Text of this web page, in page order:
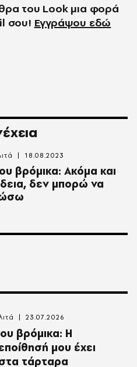
του Look μια φορά
σου! Εγγράψου εδώ
βρόμικα: Ακόμα και
δεν μπορώ να
18.08.2023
βρόμικα: Η
μου έχει
τάρταρα
23.07.2026